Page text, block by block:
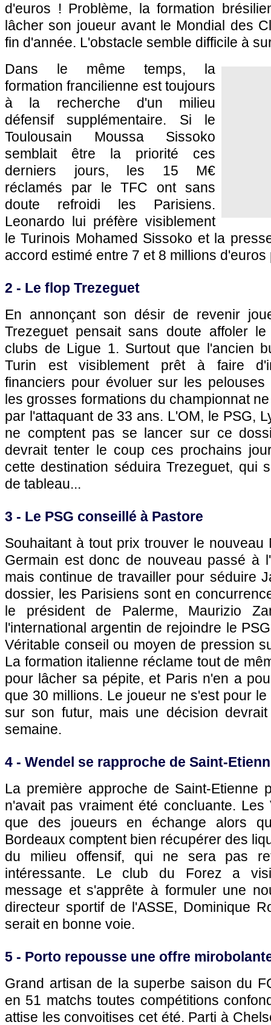
d'euros ! Problème, la formation
lâcher son joueur avant le Mondial des
fin d'année. L'obstacle semble difficile à
Dans le même temps, la
formation francilienne est toujours
à la recherche d'un milieu
défensif supplémentaire. Si le
Toulousain Moussa Sissoko
semblait être la priorité ces
derniers jours, les 15 M€
réclamés par le TFC ont sans
doute refroidi les Parisiens.
Leonardo lui préfère visiblement
le Turinois Mohamed Sissoko et la
accord estimé entre 7 et 8 millions d'euros
2 - Le flop Trezeguet
En annonçant son désir de revenir
Trezeguet pensait sans doute affoler
clubs de Ligue 1. Surtout que l'ancien
Turin est visiblement prêt à faire
financiers pour évoluer sur les pelouses
les grosses formations du championnat
par l'attaquant de 33 ans. L'OM, le PSG,
ne comptent pas se lancer sur ce
devrait tenter le coup ces prochains
cette destination séduira Trezeguet, qui
de tableau...
3 - Le PSG conseillé à Pastore
Souhaitant à tout prix trouver le
Germain est donc de nouveau passé à
mais continue de travailler pour séduire
dossier, les Parisiens sont en
le président de Palerme, Maurizio
l'international argentin de rejoindre le PSG
Véritable conseil ou moyen de pression
La formation italienne réclame tout de
pour lâcher sa pépite, et Paris n'en a
que 30 millions. Le joueur ne s'est pour
sur son futur, mais une décision
semaine.
4 - Wendel se rapproche de Saint-
La première approche de Saint-Etienne
n'avait pas vraiment été concluante. Les
que des joueurs en échange alors
Bordeaux comptent bien récupérer des
du milieu offensif, qui ne sera pas
intéressante. Le club du Forez a
message et s'apprête à formuler une
directeur sportif de l'ASSE, Dominique
serait en bonne voie.
5 - Porto repousse une offre
Grand artisan de la superbe saison du
en 51 matchs toutes compétitions
attise les convoitises cet été. Parti à